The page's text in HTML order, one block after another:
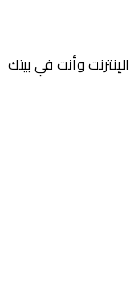
وأنت في بيتك